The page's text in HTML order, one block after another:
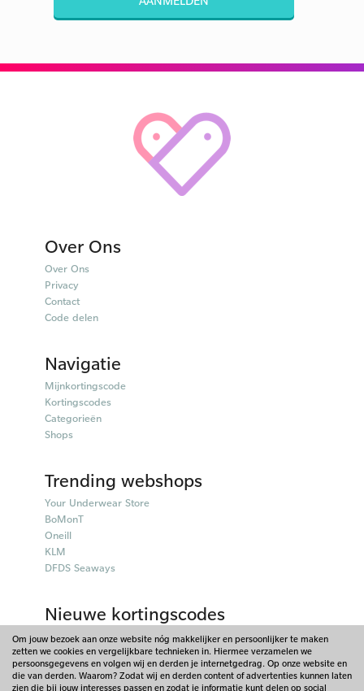
Over Ons
Over Ons
Privacy
Contact
Code delen
Navigatie
Mijnkortingscode
Kortingscodes
Categorieën
Shops
Trending webshops
Your Underwear Store
BoMonT
Oneill
KLM
DFDS Seaways
Nieuwe kortingscodes
50plusmobiel kortingscodes
Parfumado kortingscodes
Fitpen kortingscodes
Things I Like Things I Love kortingscodes
Om jouw bezoek aan onze website nóg makkelijker en persoonlijker te maken
zetten we cookies en vergelijkbare technieken in. Hiermee verzamelen we
persoonsgegevens en volgen wij en derden je internetgedrag. Op onze website en
die van derden. Waarom? Zodat wij en derden content of advertenties kunnen laten
zien die bij jouw interesses passen en zodat je informatie kunt delen op social